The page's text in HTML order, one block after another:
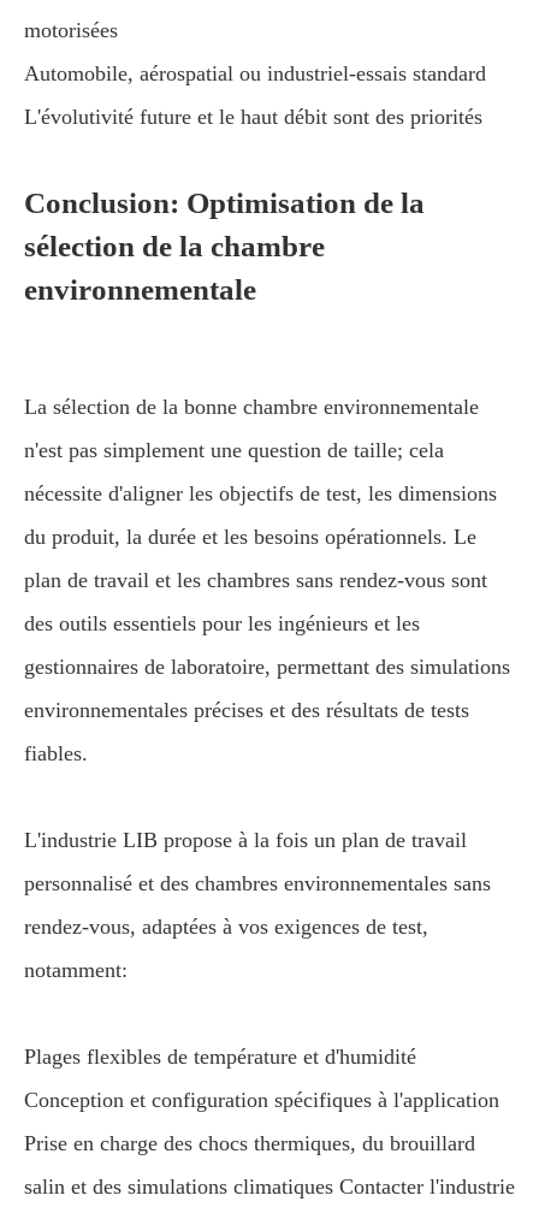
motorisées
Automobile, aérospatial ou industriel-essais standard
L'évolutivité future et le haut débit sont des priorités
Conclusion: Optimisation de la
sélection de la chambre
environnementale
La sélection de la bonne chambre environnementale
n'est pas simplement une question de taille; cela
nécessite d'aligner les objectifs de test, les dimensions
du produit, la durée et les besoins opérationnels. Le
plan de travail et les chambres sans rendez-vous sont
des outils essentiels pour les ingénieurs et les
gestionnaires de laboratoire, permettant des simulations
environnementales précises et des résultats de tests
fiables.
L'industrie LIB propose à la fois un plan de travail
personnalisé et des chambres environnementales sans
rendez-vous, adaptées à vos exigences de test,
notamment:
Plages flexibles de température et d'humidité
Conception et configuration spécifiques à l'application
Prise en charge des chocs thermiques, du brouillard
salin et des simulations climatiques Contacter l'industrie